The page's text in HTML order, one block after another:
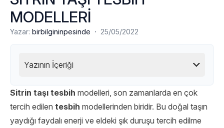
MODELLERİ
Yazar: birbilgininpesinde · 25/05/2022
Yazının İçeriği
Sitrin taşı tesbih modelleri, son zamanlarda en çok
tercih edilen tesbih modellerinden biridir. Bu doğal taşın
yaydığı faydalı enerji ve eldeki şık duruşu tercih edilme